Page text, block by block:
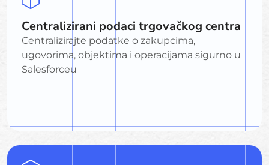
Centralizirani podaci trgovačkog centra
Centralizirajte podatke o zakupcima,
ugovorima, objektima i operacijama sigurno u
Salesforceu